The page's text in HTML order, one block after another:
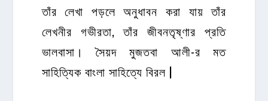
তাঁর লেখা পড়লে অনুধাবন করা যায় তাঁর
লেখনীর গভীরতা, তাঁর জীবনতৃষ্ণার প্রতি
ভালবাসা। সৈয়দ মুজতবা আলী-র মত
সাহিত্যিক বাংলা সাহিত্যে বিরল |